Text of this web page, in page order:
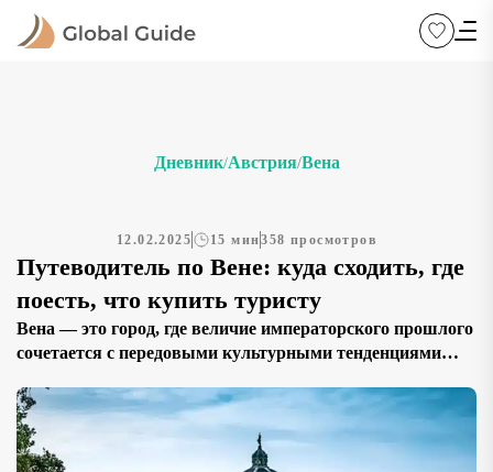
Дневник/Австрия/Вена
12.02.2025 15 мин358 просмотров
Путеводитель по Вене: куда сходить, где
поесть, что купить туристу
Вена — это город, где величие императорского прошлого
сочетается с передовыми культурными тенденциями
можно ощутить дыхание истории и насладиться
многочисленными архитектурными шедеврами,
напоминающими о славных днях династии Габсбургов. В